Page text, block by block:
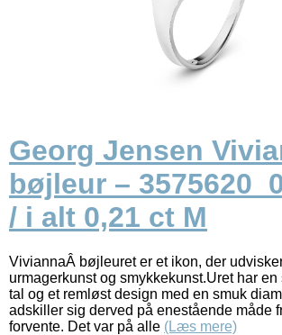
Georg Jensen
bøjleur –
/ i alt 0,21 ct M
ViviannaÂ bøjleuret er et ikon, der
urmagerkunst og smykkekunst.Uret har
tal og et remløst design med en smuk
adskiller sig derved på enestående måde
forvente. Det var på alle (Læs mere)